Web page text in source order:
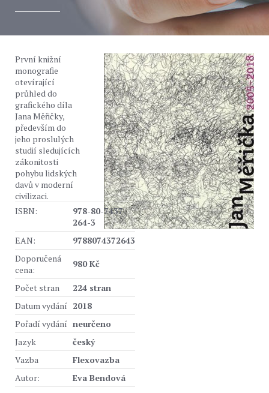
První knižní
monografie
otevírající
průhled do
grafického díla
Jana Měřičky,
především do
jeho proslulých
studií sledujících
zákonitosti
pohybu lidských
davů v moderní
civilizaci.
ISBN:
978-80-7437-
264-3
EAN:
9788074372643
Doporučená
cena:
980 Kč
Počet stran
224 stran
Datum vydání 2018
Pořadí vydání neurčeno
Jazyk
český
Vazba
Flexovazba
Autor:
Eva Bendová